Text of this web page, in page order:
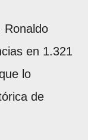
Ronaldo
en 1.321
lo
de